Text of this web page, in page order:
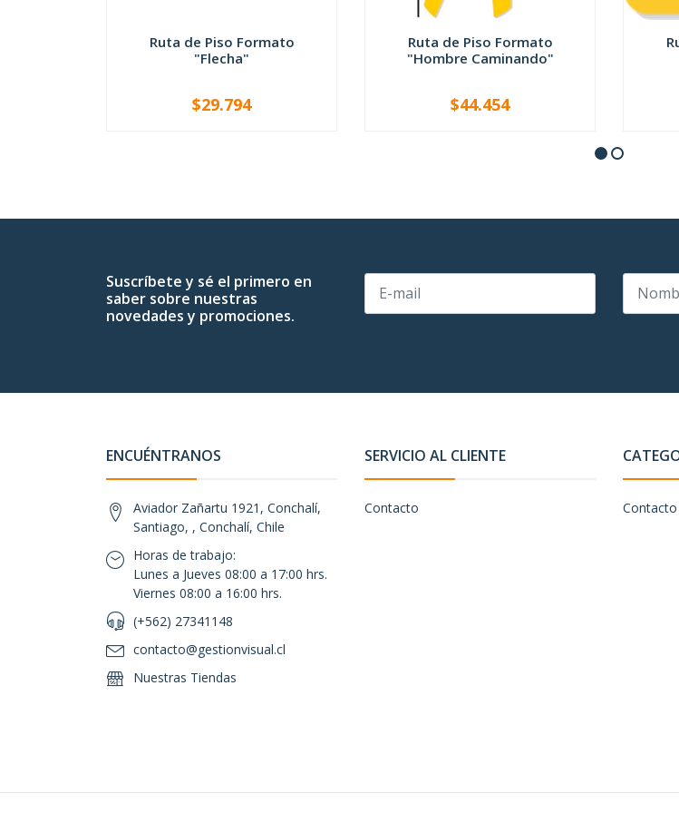
Ruta de Piso Formato
"Flecha"
+
$29.794
Ruta de Piso Formato
"Hombre Caminando"
+
$44.454
Suscríbete y sé el primero en
saber sobre nuestras
novedades y promociones.
ENCUÉNTRANOS
Aviador Zañartu 1921, Conchalí,
Santiago, , Conchalí, Chile
Horas de trabajo:
Lunes a Jueves 08:00 a 17:00 hrs.
Viernes 08:00 a 16:00 hrs.
(+562) 27341148
contacto@gestionvisual.cl
Nuestras Tiendas
SERVICIO AL CLIENTE
Contacto Contacto